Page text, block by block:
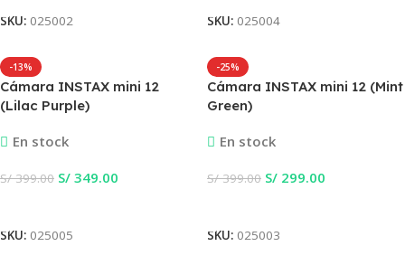
SKU: 025002
SKU: 025004
-13%
Cámara INSTAX mini 12
(Lilac Purple)
En stock
S/399.00 S/ 349.00
SKU: 025005
-25%
Cámara INSTAX mini 12 (Mint
Green)
En stock
S/399.00 S/ 299.00
SKU: 025003